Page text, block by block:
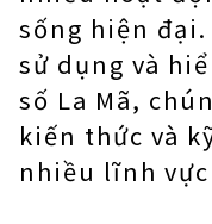
sống hiện
sử dụng và
số La Mã,
kiến thức và
nhiều lĩnh